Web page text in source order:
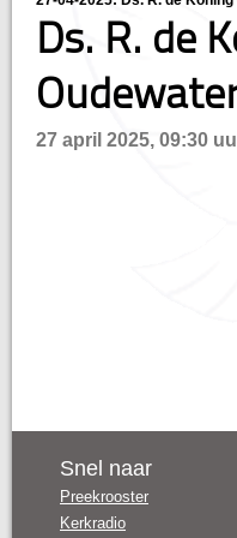
Ds. R. de
27 april 2025, 09:30
Snel naar
Preekrooster
Kerkradio